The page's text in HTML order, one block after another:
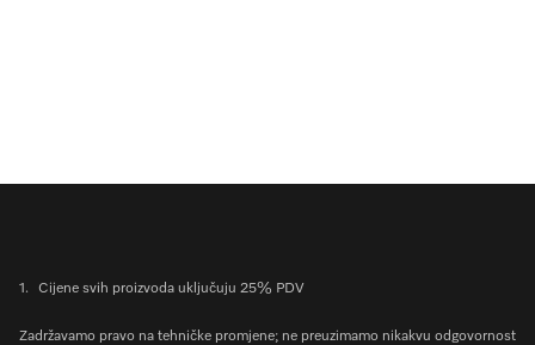
1. Cijene svih proizvoda uključuju 25% PDV
Zadržavamo pravo na tehničke promjene; ne preuzimamo nikakvu odgovornost